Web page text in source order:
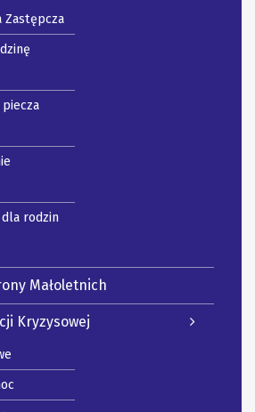
Zastępcza
rodzin
Małoletnich
Kryzysowej